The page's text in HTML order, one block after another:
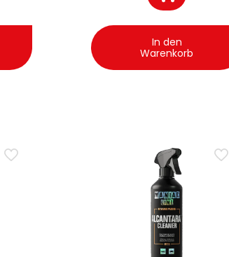
In den
Warenkorb